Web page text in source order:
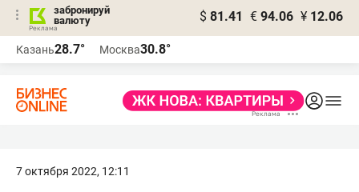
забронируй
валюту
$ 81.41 € 94.06 ¥ 12.06
Казань28.7° Москва30.8°
7 октября 2022, 12:11